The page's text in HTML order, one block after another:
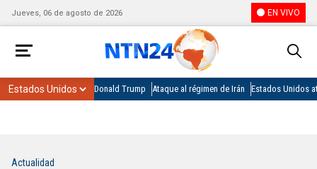
Jueves, 06 de agosto de 2026 EN VIVO
Donald Trump Ataque al régimen de Irán Estados Unidos
Actualidad